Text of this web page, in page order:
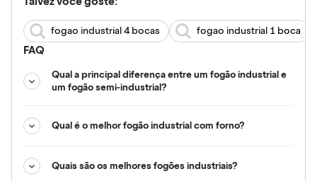
fogao industrial 4 bocas fogao industrial 1 boca
FAQ
Qual a principal diferença entre um fogão industrial e
um fogão semi-industrial?
Qual é o melhor fogão industrial com forno?
Quais são os melhores fogões industriais?